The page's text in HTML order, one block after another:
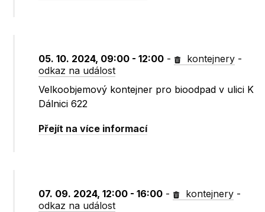
05. 10. 2024, 09:00 - 12:00 - kontejnery -
odkaz na událost
Velkoobjemový kontejner pro bioodpad v ulici K
Dálnici 622
Přejít na více informací
07. 09. 2024, 12:00 - 16:00 - kontejnery -
odkaz na událost